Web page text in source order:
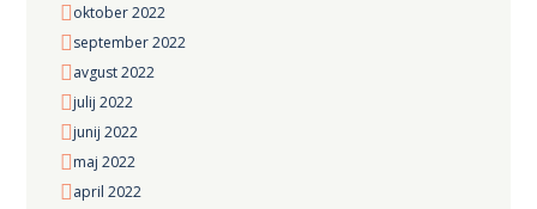
oktober2022
september2022
avgust2022
julij 2022
junij 2022
maj 2022
april 2022